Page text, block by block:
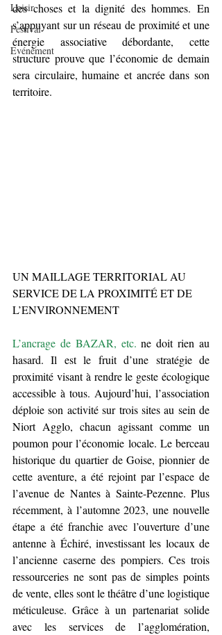
Loisir
Festival
Evénement
des choses et la dignité des hommes. En
s’appuyant sur un réseau de proximité et une
énergie associative débordante, cette
structure prouve que l’économie de demain
sera circulaire, humaine et ancrée dans son
territoire.
UN MAILLAGE TERRITORIAL AU
SERVICE DE LA PROXIMITÉ ET DE
L’ENVIRONNEMENT
L’ancrage de BAZAR, etc. ne doit rien au
hasard. Il est le fruit d’une stratégie de
proximité visant à rendre le geste écologique
accessible à tous. Aujourd’hui, l’association
déploie son activité sur trois sites au sein de
Niort Agglo, chacun agissant comme un
poumon pour l’économie locale. Le berceau
historique du quartier de Goise, pionnier de
cette aventure, a été rejoint par l’espace de
l’avenue de Nantes à Sainte-Pezenne. Plus
récemment, à l’automne 2023, une nouvelle
étape a été franchie avec l’ouverture d’une
antenne à Échiré, investissant les locaux de
l’ancienne caserne des pompiers. Ces trois
ressourceries ne sont pas de simples points
de vente, elles sont le théâtre d’une logistique
méticuleuse. Grâce à un partenariat solide
avec les services de l’agglomération,